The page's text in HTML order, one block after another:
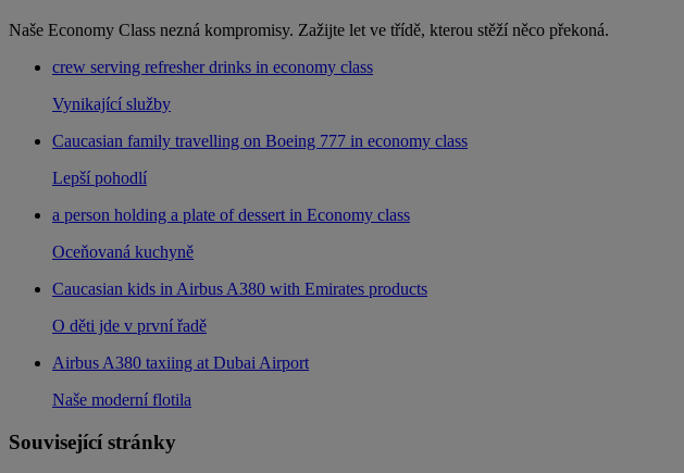
Naše Economy Class nezná kompromisy. Zažijte let ve třídě, kterou stěží něco překoná.
crew serving refresher drinks in economy class
Vynikající služby
Caucasian family travelling on Boeing 777 in economy class
Lepší pohodlí
a person holding a plate of dessert in Economy class
Oceňovaná kuchyně
Caucasian kids in Airbus A380 with Emirates products
O děti jde v první řadě
Airbus A380 taxiing at Dubai Airport
Naše moderní flotila
Související stránky